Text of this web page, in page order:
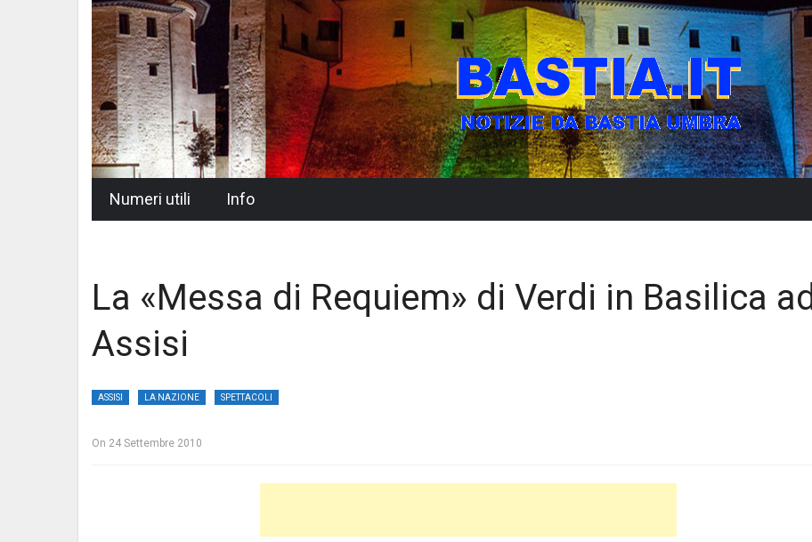
Numeri utili Info
La «Messa di Requiem» di Verdi in Basilica ad
Assisi
ASSISI LA NAZIONE SPETTACOLI
On 24 Settembre 2010